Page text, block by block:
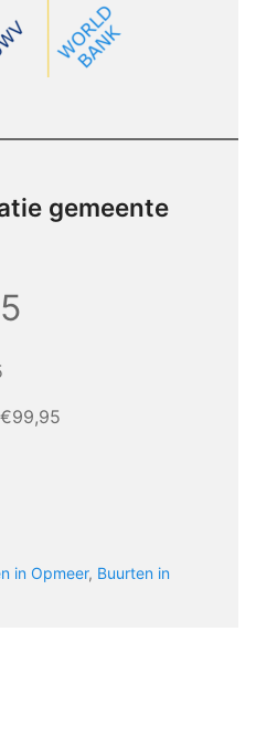
gemeente
€99,95
in Opmeer, Buurten in